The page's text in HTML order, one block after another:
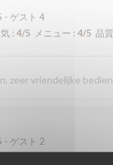
- ゲスト 4
: 4/5 メニュー : 4/5 品
zeer vriendelijke
- ゲスト 2